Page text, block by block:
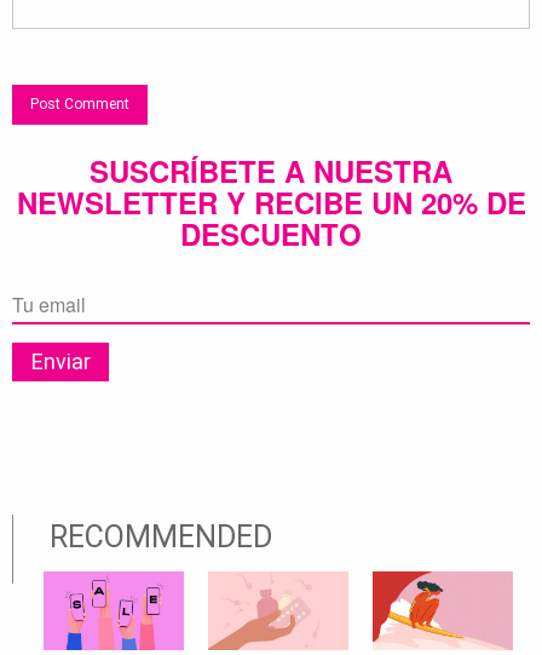
SUSCRÍBETE A NUESTRA
NEWSLETTER Y RECIBE UN 20% DE
DESCUENTO
RECOMMENDED